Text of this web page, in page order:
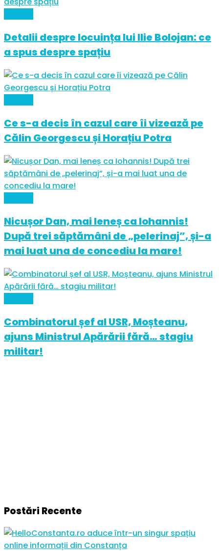
Detalii despre locuința lui Ilie Bolojan: ce
a spus despre spațiu
Ce s-a decis în cazul care îi vizează pe
Călin Georgescu și Horațiu Potra
Nicușor Dan, mai leneș ca Iohannis!
După trei săptămâni de „pelerinaj”, și-a
mai luat una de concediu la mare!
Combinatorul șef al USR, Moșteanu,
ajuns Ministrul Apărării fără… stagiu
militar!
Postări Recente